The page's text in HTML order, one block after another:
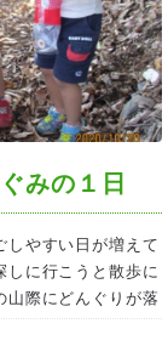
みの１日
しやすい日が増えて
しに行こうと散歩に
山際にどんぐりが落